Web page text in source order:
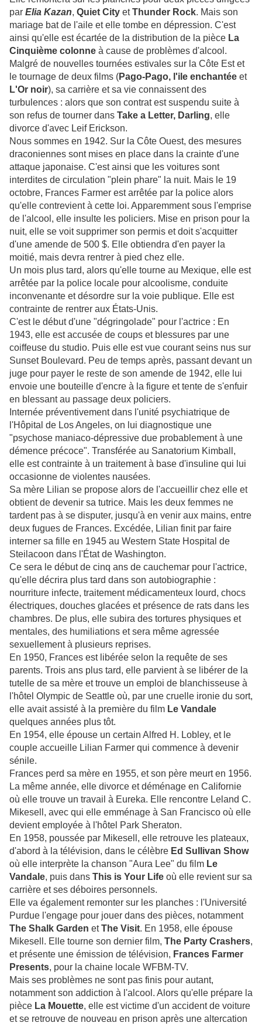
par Elia Kazan, Quiet City etThunder Rock. Mais son
mariage bat de l'aile et elle tombe en dépression. C'est
ainsi qu'elle est écartée de la distribution de la pièce La
Cinquième colonne à cause de problèmes d'alcool.
Malgré de nouvelles tournées estivales sur la Côte Est et
le tournage de deux films (Pago-Pago, l'ile enchantée et
L'Or noir), sa carrière et sa vie connaissent des
turbulences : alors que son contrat est suspendu suite à
son refus de tourner dans Take a Letter, Darling, elle
divorce d'avec Leif Erickson.
Nous sommes en 1942. Sur la Côte Ouest, des mesures
draconiennes sont mises en place dans la crainte d'une
attaque japonaise. C'est ainsi que les voitures sont
interdites de circulation "plein phare" la nuit. Mais le 19
octobre, Frances Farmer est arrêtée par la police alors
qu'elle contrevient à cette loi. Apparemment sous l'emprise
de l'alcool, elle insulte les policiers. Mise en prison pour la
nuit, elle se voit supprimer son permis et doit s'acquitter
d'une amende de 500 $. Elle obtiendra d'en payer la
moitié, mais devra rentrer à pied chez elle.
Un mois plus tard, alors qu'elle tourne au Mexique, elle est
arrêtée par la police locale pour alcoolisme, conduite
inconvenante et désordre sur la voie publique. Elle est
contrainte de rentrer aux États-Unis.
C'est le début d'une "dégringolade" pour l'actrice : En
1943, elle est accusée de coups et blessures par une
coiffeuse du studio. Puis elle est vue courant seins nus sur
Sunset Boulevard. Peu de temps après, passant devant un
juge pour payer le reste de son amende de 1942, elle lui
envoie une bouteille d'encre à la figure et tente de s'enfuir
en blessant au passage deux policiers.
Internée préventivement dans l'unité psychiatrique de
l'Hôpital de Los Angeles, on lui diagnostique une
"psychose maniaco-dépressive due probablement à une
démence précoce". Transférée au Sanatorium Kimball,
elle est contrainte à un traitement à base d'insuline qui lui
occasionne de violentes nausées.
Sa mère Lilian se propose alors de l'accueillir chez elle et
obtient de devenir sa tutrice. Mais les deux femmes ne
tardent pas à se disputer, jusqu'à en venir aux mains, entre
deux fugues de Frances. Excédée, Lilian finit par faire
interner sa fille en 1945 au Western State Hospital de
Steilacoon dans l'État de Washington.
Ce sera le début de cinq ans de cauchemar pour l'actrice,
qu'elle décrira plus tard dans son autobiographie :
nourriture infecte, traitement médicamenteux lourd, chocs
électriques, douches glacées et présence de rats dans les
chambres. De plus, elle subira des tortures physiques et
mentales, des humiliations et sera même agressée
sexuellement à plusieurs reprises.
En 1950, Frances est libérée selon la requête de ses
parents. Trois ans plus tard, elle parvient à se libérer de la
tutelle de sa mère et trouve un emploi de blanchisseuse à
l'hôtel Olympic de Seattle où, par une cruelle ironie du sort,
elle avait assisté à la première du film Le Vandale
quelques années plus tôt.
En 1954, elle épouse un certain Alfred H. Lobley, et le
couple accueille Lilian Farmer qui commence à devenir
sénile.
Frances perd sa mère en 1955, et son père meurt en 1956.
La même année, elle divorce et déménage en Californie
où elle trouve un travail à Eureka. Elle rencontre Leland C.
Mikesell, avec qui elle emménage à San Francisco où elle
devient employée à l'hôtel Park Sheraton.
En 1958, poussée par Mikesell, elle retrouve les plateaux,
d'abord à la télévision, dans le célèbre Ed Sullivan Show
où elle interprète la chanson "Aura Lee" du film Le
Vandale, puis dans This is Your Life où elle revient sur sa
carrière et ses déboires personnels.
Elle va également remonter sur les planches : l'Université
Purdue l'engage pour jouer dans des pièces, notamment
The Shalk Garden etThe Visit. En 1958, elle épouse
Mikesell. Elle tourne son dernier film, The Party Crashers,
et présente une émission de télévision, Frances Farmer
Presents, pour la chaine locale WFBM-TV.
Mais ses problèmes ne sont pas finis pour autant,
notamment son addiction à l'alcool. Alors qu'elle prépare la
pièce La Mouette, elle est victime d'un accident de voiture
et se retrouve de nouveau en prison après une altercation